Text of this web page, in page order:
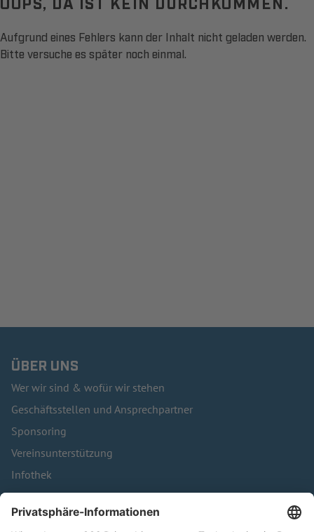
Aufgrund eines Fehlers kann der Inhalt nicht geladen werden.
Bitte versuche es später noch einmal.
ÜBER UNS
Wer wir sind & wofür wir stehen
Geschäftsstellen und Ansprechpartner
Sponsoring
Vereinsunterstützung
Infothek
Kontakt